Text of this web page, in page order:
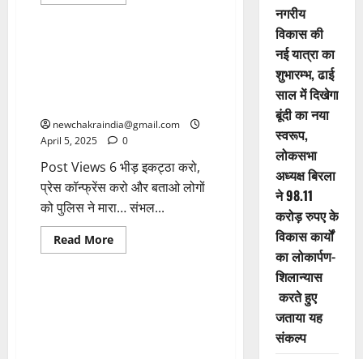
CRIME National
newchakraindia@gmail.com
April 5, 2025
0
Post Views 6 भीड़ इकट्ठा करो,
प्रेस कॉन्फ्रेंस करो और बताओ लोगों
को पुलिस ने मारा… संभल...
Read More
National/International
POLITICS
RAJASTHAN
नगरीय
विकास की
नई यात्रा का
शुभारम्भ, ढाई
साल में दिखेगा
बूंदी का नया
स्वरूप,
लोकसभा
अध्यक्ष बिरला
ने 98.11
करोड़ रुपए के
विकास कार्यों
का लोकार्पण-
शिलान्यास
करते हुए
जताया यह
संकल्प